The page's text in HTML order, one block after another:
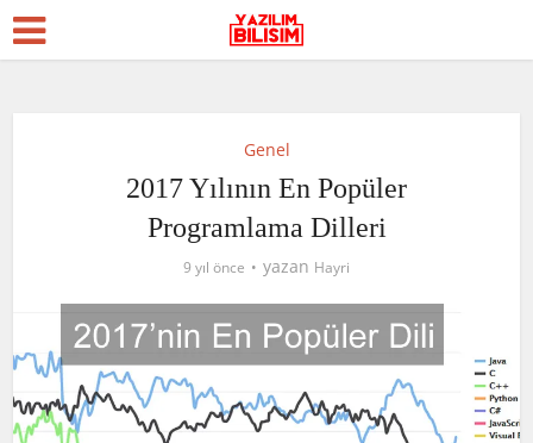
Genel
2017 Yılının En Popüler
Programlama Dilleri
9 yıl önce yazan Hayri